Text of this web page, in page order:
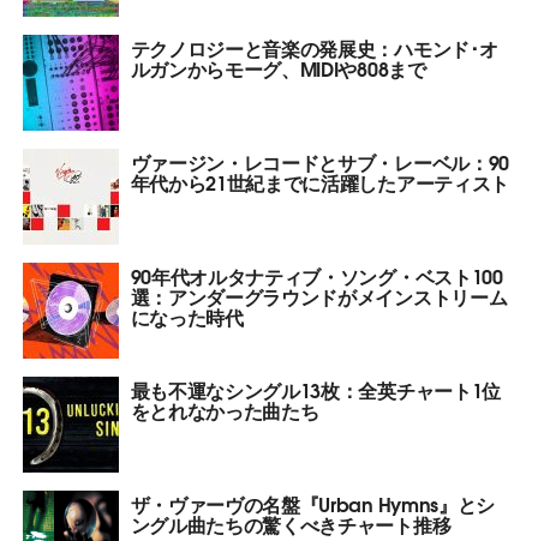
テクノロジーと音楽の発展史：ハモンド･オ
ルガンからモーグ、MIDIや808まで
ヴァージン・レコードとサブ・レーベル：90
年代から21世紀までに活躍したアーティスト
90年代オルタナティブ・ソング・ベスト100
選：アンダーグラウンドがメインストリーム
になった時代
最も不運なシングル13枚：全英チャート1位
をとれなかった曲たち
ザ・ヴァーヴの名盤『Urban Hymns』とシ
ングル曲たちの驚くべきチャート推移